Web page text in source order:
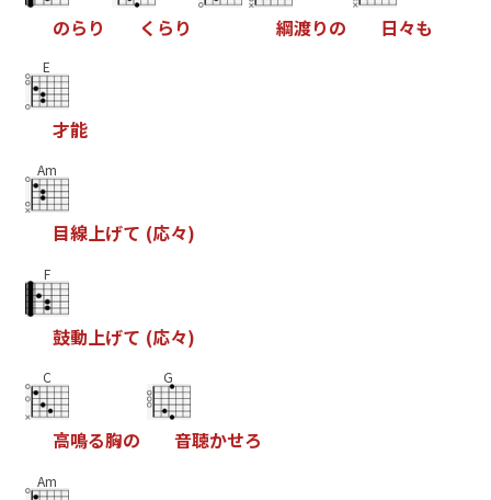
のら り く ら り 綱渡りの 日々も
E
才能
Am
目線上げて (応々)
F
鼓動 上げて (応々)
C
高鳴る胸の
G
音聴かせろ
Am